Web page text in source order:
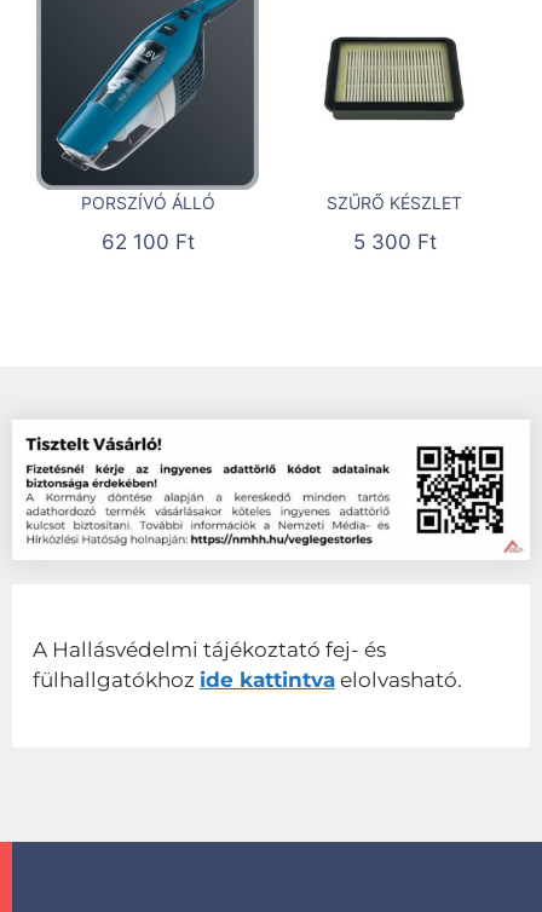
PORSZÍVÓ ÁLLÓ
62 100 Ft
SZŰRŐ KÉSZLET
5 300 Ft
A Hallásvédelmi tájékoztató fej- és
fülhallgatókhoz ide kattintva elolvasható.